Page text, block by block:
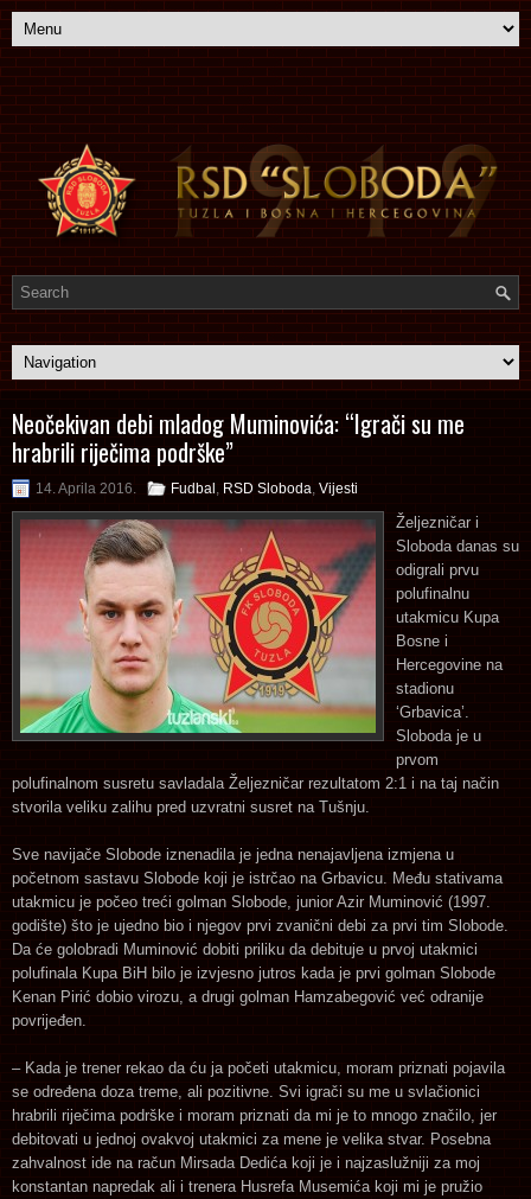
Neočekivan debi mladog Muminovića: “Igrači su me
hrabrili riječima podrške”
14. Aprila 2016. Fudbal RSD Sloboda Vijesti
Željezničar i
Sloboda danas su
odigrali prvu
polufinalnu
utakmicu Kupa
Bosne i
Hercegovine na
stadionu
‘Grbavica’.
Sloboda je u
prvom
polufinalnom susretu savladala Željezničar rezultatom 2:1 i na taj način
stvorila veliku zalihu pred uzvratni susret na Tušnju.
Sve navijače Slobode iznenadila je jedna nenajavljena izmjena u
početnom sastavu Slobode koji je istrčao na Grbavicu. Među stativama
utakmicu je počeo treći golman Slobode, junior Azir Muminović (1997.
godište) što je ujedno bio i njegov prvi zvanični debi za prvi tim Slobode.
Da će golobradi Muminović dobiti priliku da debituje u prvoj utakmici
polufinala Kupa BiH bilo je izvjesno jutros kada je prvi golman Slobode
Kenan Pirić dobio virozu, a drugi golman Hamzabegović već odranije
povrijeđen.
– Kada je trener rekao da ću ja početi utakmicu, moram priznati pojavila
se određena doza treme, ali pozitivne. Svi igrači su me u svlačionici
hrabrili riječima podrške i moram priznati da mi je to mnogo značilo, jer
debitovati u jednoj ovakvoj utakmici za mene je velika stvar. Posebna
zahvalnost ide na račun Mirsada Dedića koji je i najzaslužniji za moj
konstantan napredak ali i trenera Husrefa Musemića koji mi je pružio